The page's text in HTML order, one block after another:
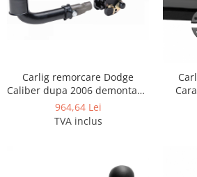
Carlig remorcare Dodge
Caliber dupa 2006 demontabil
automat cu maneta marca
Autohak
964,64 Lei
TVA inclus